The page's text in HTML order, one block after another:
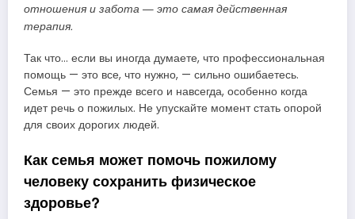
отношения и забота — это самая действенная
терапия.
Так что… если вы иногда думаете, что профессиональная
помощь — это все, что нужно, — сильно ошибаетесь.
Семья — это прежде всего и навсегда, особенно когда
идет речь о пожилых. Не упускайте момент стать опорой
для своих дорогих людей.
Как семья может помочь пожилому
человеку сохранить физическое
здоровье?